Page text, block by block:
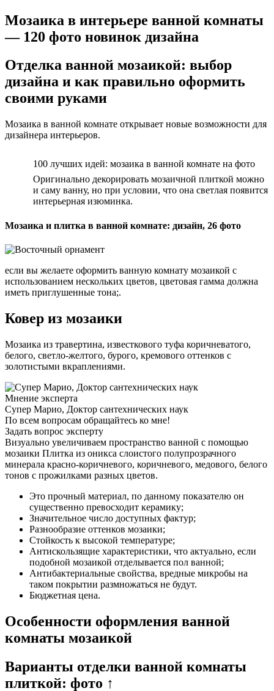
Мозаика в интерьере ванной комнаты
— 120 фото новинок дизайна
Отделка ванной мозаикой: выбор
дизайна и как правильно оформить
своими руками
Мозаика в ванной комнате открывает новые возможности для
дизайнера интерьеров.
100 лучших идей: мозаика в ванной комнате на фото
Оригинально декорировать мозаичной плиткой можно
и саму ванну, но при условии, что она светлая появится
интерьерная изюминка.
Мозаика и плитка в ванной комнате: дизайн, 26 фото
если вы желаете оформить ванную комнату мозаикой с
использованием нескольких цветов, цветовая гамма должна
иметь приглушенные тона;.
Ковер из мозаики
Мозаика из травертина, известкового туфа коричневатого,
белого, светло-желтого, бурого, кремового оттенков с
золотистыми вкраплениями.
Мнение эксперта
Супер Марио, Доктор сантехнических наук
По всем вопросам обращайтесь ко мне!
Задать вопрос эксперту
Визуально увеличиваем пространство ванной с помощью
мозаики Плитка из оникса слоистого полупрозрачного
минерала красно-коричневого, коричневого, медового, белого
тонов с прожилками разных цветов.
Это прочный материал, по данному показателю он
существенно превосходит керамику;
Значительное число доступных фактур;
Разнообразие оттенков мозаики;
Стойкость к высокой температуре;
Антискользящие характеристики, что актуально, если
подобной мозаикой отделывается пол ванной;
Антибактериальные свойства, вредные микробы на
таком покрытии размножаться не будут.
Бюджетная цена.
Особенности оформления ванной
комнаты мозаикой
Варианты отделки ванной комнаты
плиткой: фото ↑